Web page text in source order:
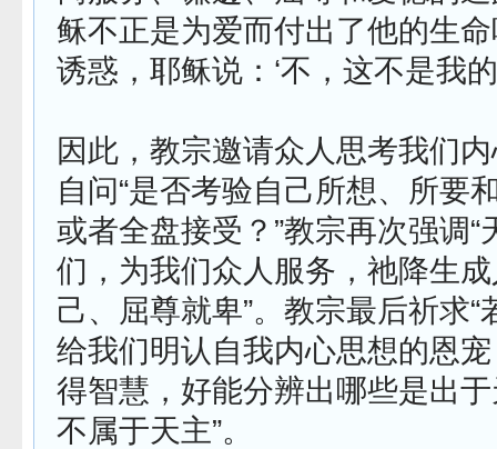
稣不正是为爱而付出了他的生
诱惑，耶稣说：‘不，这不是我的
因此，教宗邀请众人思考我们
自问“是否考验自己所想、所要
或者全盘接受？”教宗再次强调“
们，为我们众人服务，祂降生
己、屈尊就卑”。教宗最后祈求“
给我们明认自我内心思想的恩
得智慧，好能分辨出哪些是出
不属于天主”。